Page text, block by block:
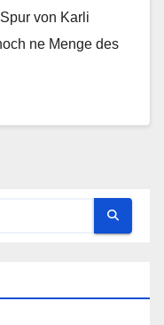
von Karli
ne Menge des